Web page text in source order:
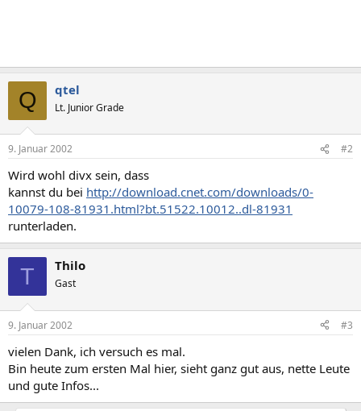
Q qtel
Lt. Junior Grade
9. Januar 2002 #2
Wird wohl divx sein, dass
kannst du bei http://download.cnet.com/downloads/0-
10079-108-81931.html?bt.51522.10012..dl-81931
runterladen.
T Thilo
Gast
9. Januar 2002 #3
vielen Dank, ich versuch es mal.
Bin heute zum ersten Mal hier, sieht ganz gut aus, nette Leute
und gute Infos...